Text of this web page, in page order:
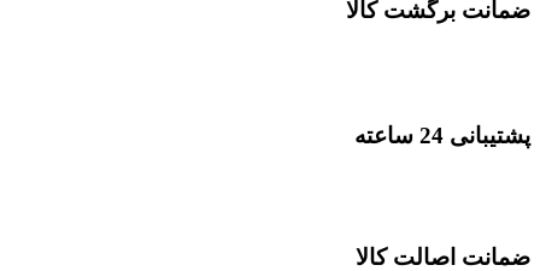
ضمانت برگشت کالا
پشتیبانی 24 ساعته
ضمانت اصالت کالا